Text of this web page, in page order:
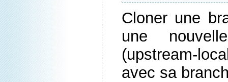
Cloner une
une
(upstream-
avec sa